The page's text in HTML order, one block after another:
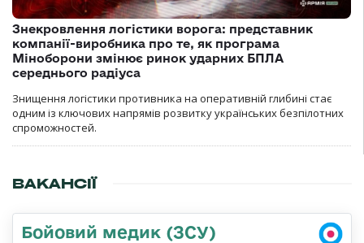
Знекровлення логістики ворога: представник
компанії-виробника про те, як програма
Міноборони змінює ринок ударних БПЛА
середнього радіуса
Знищення логістики противника на оперативній глибині стає
одним із ключових напрямів розвитку українських безпілотних
спроможностей.
ВАКАНСІЇ
Бойовий медик (ЗСУ)